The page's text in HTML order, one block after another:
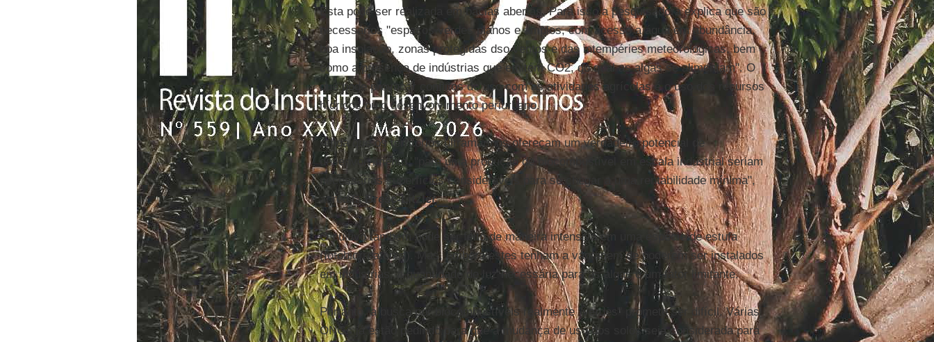
Esta pode ser realizada em bacias abertas. Para isso a pesquisadora explica que são
necessários "espaços verdes planos e amplos, com acesso a água em abundância,
boa insolação, zonas protegidas dso ventos e das intempéries meteorológicas, bem
como a presença de indústrias que emitem CO2, do qual as algas se alimentam". O
que pode provocar conflitos de uso com as atividades agrícolas é o uso dos recursos
hídricos ou o desenvolvimento periurbano.
Ainda que os territórios ultramarinos ofereçam um verdadeiro potencial de
desenvolvimento, "para uma produção de biocombustível em escala industrial seriam
necessárias superfícies consideráveis para se chegar a uma rentabilidade mínima",
acreditaBresc-Litzler.
O cultivo também pode ser feito de maneira intensiva em uma espécie de estufa
(fotobiorreatores). Mas, embora estes tenham a vantagem de poderem ser instalados
em indústrias, a quantidade de luz necessária para as algas é um fator limitante.
Portanto, a busca por biocombustíveis realmente "verdes" promete ser difícil. Várias
ONGs já estão pedindo para que a mudança de uso dos solos seja considerada para